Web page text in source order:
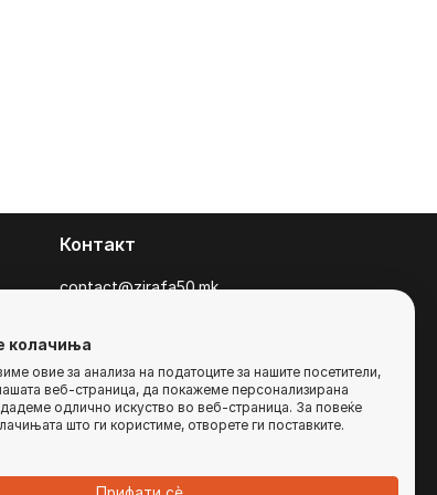
Контакт
contact@zirafa50.mk
За барања на понуди, контактирајте нѐ
на:
b2b@zirafa50.mk
колачиња
овие за анализа на податоците за нашите посетители,
веб-страница, да покажеме персонализирана
одлично искуство во веб-страница. За повеќе
што ги користиме, отворете ги поставките.